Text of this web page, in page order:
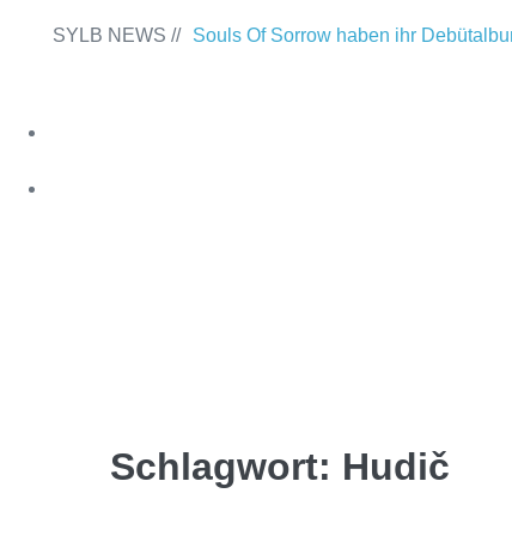
SYLB NEWS // Souls Of Sorrow haben ihr
Schlagwort: Hudič